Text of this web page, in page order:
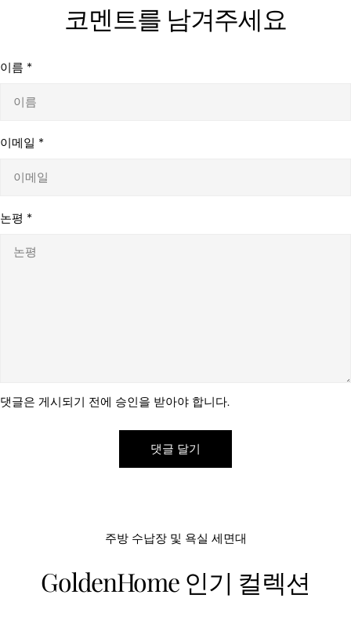
코멘트를 남겨주세요
이름 *
이메일 *
논평 *
댓글은 게시되기 전에 승인을 받아야 합니다.
주방 수납장 및 욕실 세면대
GoldenHome 인기 컬렉션